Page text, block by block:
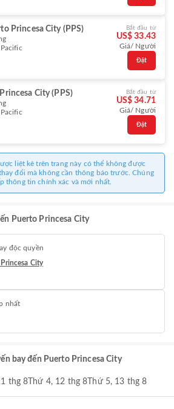
Princesa City (PPS) Bắt đầu từ
US$ 33.43
Giá/ Người
Đặt
City (PPS) Bắt đầu từ
US$ 34.71
Giá/ Người
Đặt
liệt kê trên trang này có thể không được
đổi mà không cần thông báo trước. Chúng
thông tin chính xác và mới nhất.
Puerto Princesa City
độc quyền
City
nhất
bay đến Puerto Princesa City
thg 8 Thứ 4, 12 thg 8 Thứ 5, 13 thg 8